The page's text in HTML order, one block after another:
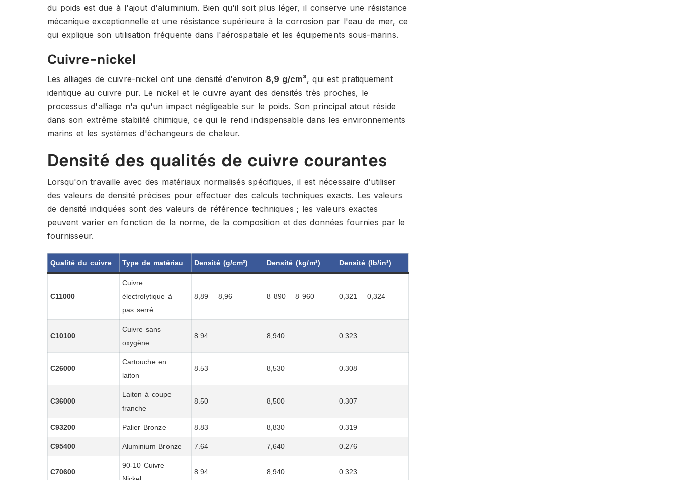
du poids est due à l'ajout d'aluminium. Bien qu'il soit plus léger, il conserve une résistance
mécanique exceptionnelle et une résistance supérieure à la corrosion par l'eau de mer, ce
qui explique son utilisation fréquente dans l'aérospatiale et les équipements sous-marins.
Cuivre-nickel
Les alliages de cuivre-nickel ont une densité d'environ 8,9 g/cm³, qui est pratiquement
identique au cuivre pur. Le nickel et le cuivre ayant des densités très proches, le
processus d'alliage n'a qu'un impact négligeable sur le poids. Son principal atout réside
dans son extrême stabilité chimique, ce qui le rend indispensable dans les environnements
marins et les systèmes d'échangeurs de chaleur.
Densité des qualités de cuivre courantes
Lorsqu'on travaille avec des matériaux normalisés spécifiques, il est nécessaire d'utiliser
des valeurs de densité précises pour effectuer des calculs techniques exacts. Les valeurs
de densité indiquées sont des valeurs de référence techniques ; les valeurs exactes
peuvent varier en fonction de la norme, de la composition et des données fournies par le
fournisseur.
Qualité du cuivre Type de matériau Densité (g/cm³) Densité (kg/m³) Densité (lb/in³)
C11000
Cuivre
électrolytique à
pas serré
8,89 – 8,96 8 890 – 8 960 0,321 – 0,324
C10100
Cuivre sans
oxygène
8.94 8,940 0.323
C26000
Cartouche en
laiton
8.53 8,530 0.308
C36000
Laiton à coupe
franche
8.50 8,500 0.307
C93200 Palier Bronze 8.83 8,830 0.319
C95400 Aluminium Bronze 7.64 7,640 0.276
C70600
90-10 Cuivre
8.94 8,940 0.323